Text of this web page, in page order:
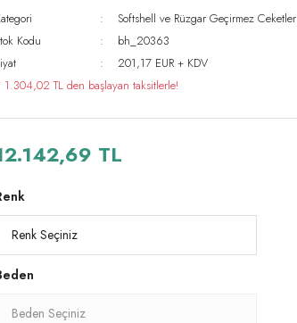
Softshell ve Rüzgar Geçirmez Ceketler
Kodu
bh_20363
201,17 EUR + KDV
1.304,02 TL den başlayan taksitlerle!
TL